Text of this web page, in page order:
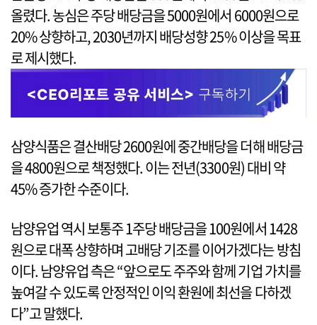
올렸다. 농심은 주당 배당금을 5000원에서 6000원으로
20% 상향하고, 2030년까지 배당성향 25% 이상을 목표
로 제시했다.
삼양식품은 결산배당 2600원에 중간배당을 더해 배당금
을 4800원으로 책정했다. 이는 전년(3300원) 대비 약
45% 증가한 수준이다.
남양유업 역시 보통주 1주당 배당금을 100원에서 1428
원으로 대폭 상향하며 고배당 기조를 이어가겠다는 방침
이다. 남양유업 측은 “앞으로도 주주와 함께 기업 가치를
높여갈 수 있도록 안정적인 이익 환원에 최선을 다하겠
다”고 말했다.